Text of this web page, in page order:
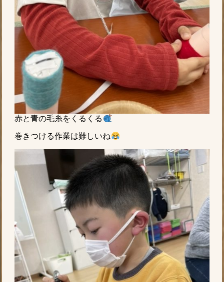
赤と青の毛糸をくるくる
巻きつける作業は難しいね